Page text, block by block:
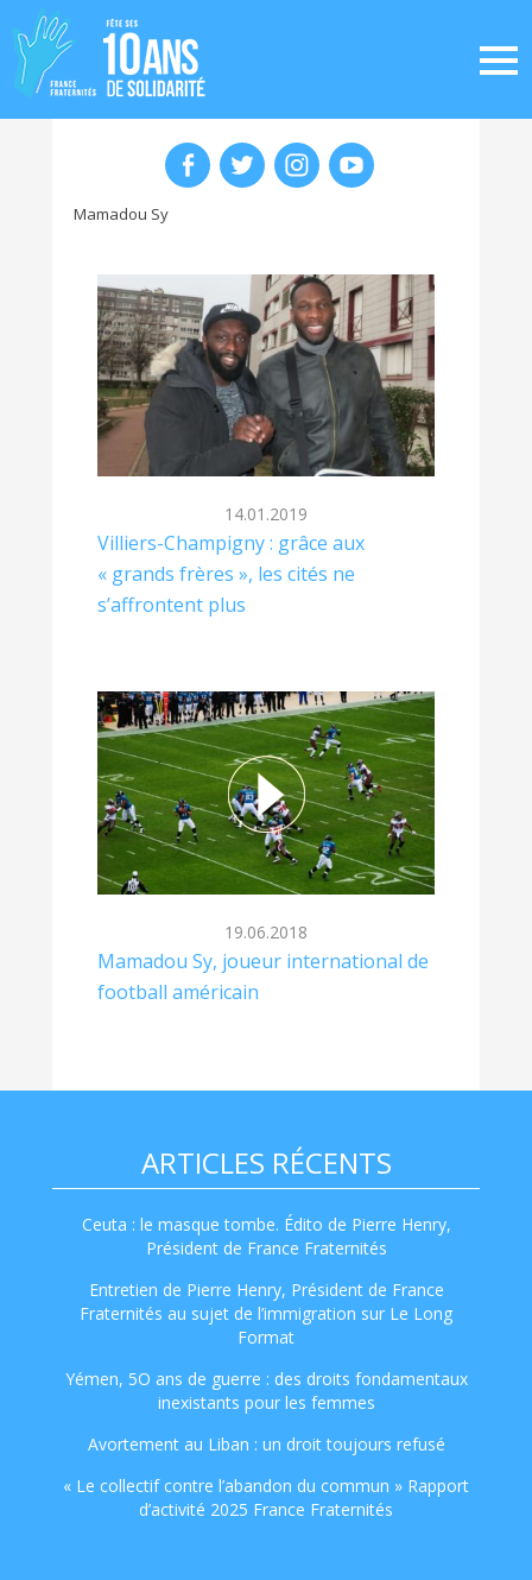
Mamadou Sy
14.01.2019
Villiers-Champigny : grâce aux
« grands frères », les cités ne
s’affrontent plus
19.06.2018
Mamadou Sy, joueur international de
football américain
ARTICLES RÉCENTS
Ceuta : le masque tombe. Édito de Pierre Henry,
Président de France Fraternités
Entretien de Pierre Henry, Président de France
Fraternités au sujet de l’immigration sur Le Long
Format
Yémen, 5O ans de guerre : des droits fondamentaux
inexistants pour les femmes
Avortement au Liban : un droit toujours refusé
« Le collectif contre l’abandon du commun » Rapport
d’activité 2025 France Fraternités